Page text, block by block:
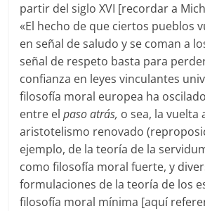
partir del siglo XVI [recordar a
«El hecho de que ciertos pueblos
en señal de saludo y se coman a
señal de respeto basta para
confianza en leyes vinculantes
filosofía moral europea ha
entre elpaso atrás, o sea, la vuelta
aristotelismo renovado
ejemplo, de la teoría de la
como filosofía moral fuerte, y
formulaciones de la teoría de los
filosofía moral mínima [aquí